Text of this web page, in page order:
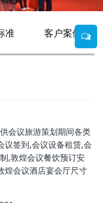
准 客户案例
会议旅游策划期间各类
议签到,会议设备租赁,会
,敦煌会议餐饮预订安
煌会议酒店宴会厅尺寸